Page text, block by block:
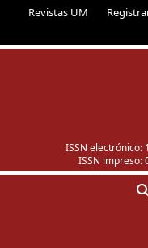
Revistas UM
ISSN electrónico:
ISSN impreso: